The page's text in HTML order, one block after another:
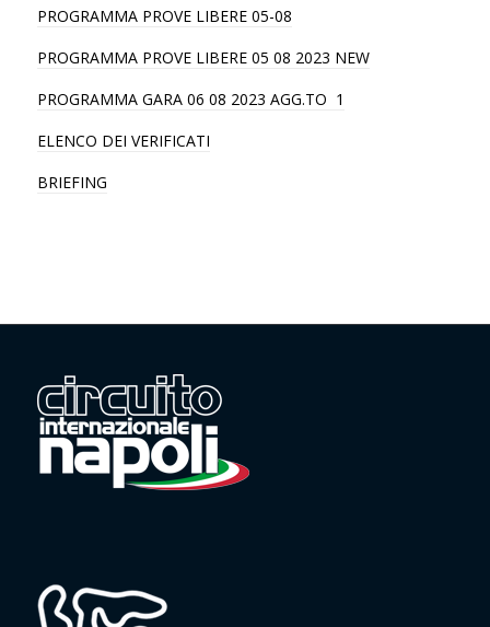
PROGRAMMA PROVE LIBERE 05-08
PROGRAMMA PROVE LIBERE 05 08 2023 NEW
PROGRAMMA GARA 06 08 2023 AGG.TO 1
ELENCO DEI VERIFICATI
BRIEFING